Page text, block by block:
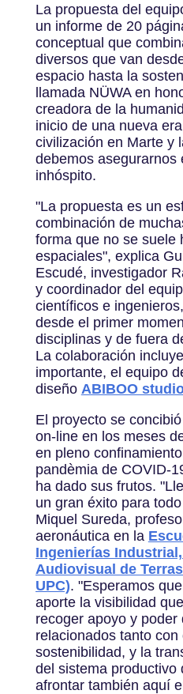
La propuesta del
un informe de 20
conceptual que
diversos que van
espacio hasta la
llamada NÜWA en
creadora de la
inicio de una nueva
civilización en Marte y
debemos asegurarnos
inhóspito.
"La propuesta es un
combinación de
forma que no se suele
espaciales", explica
Escudé, investigador
y coordinador del
científicos e
desde el primer
disciplinas y de fuera
La colaboración
importante, el equipo
diseño ABIBOO
El proyecto se
on-line en los meses
en pleno
pandèmia de COVID-
ha dado sus frutos.
un gran éxito para
Miquel Sureda,
aeronáutica en la
Ingenierías
Audiovisual de
UPC). "Esperamos
aporte la visibilidad
recoger apoyo y
relacionados tanto
sostenibilidad, y la
del sistema productivo
afrontar también aquí